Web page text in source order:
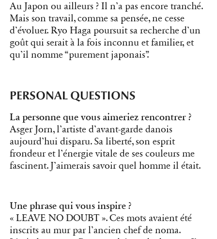
Au Japon ou ailleurs ? Il n’a pas encore tranché.
Mais son travail, comme sa pensée, ne cesse
d’évoluer. Ryo Haga poursuit sa recherche d’un
goût qui serait à la fois inconnu et familier, et
qu’il nomme “purement japonais”.
PERSONAL QUESTIONS
La personne que vous aimeriez rencontrer ?
Asger Jorn, l’artiste d’avant-garde danois
aujourd’hui disparu. Sa liberté, son esprit
frondeur et l’énergie vitale de ses couleurs me
fascinent. J’aimerais savoir quel homme il était.
Une phrase qui vous inspire ?
« LEAVE NO DOUBT ». Ces mots avaient été
inscrits au mur par l’ancien chef de noma.